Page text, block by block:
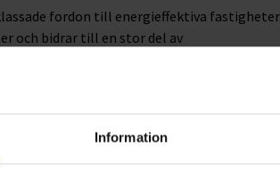
Information
fordon till energieffektiva fastigheter.
och bidrar till en stor del av
Vi ser fram emot att
säger Christer Ohlsson, ägare,